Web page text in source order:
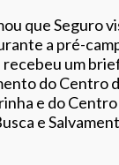
que Seguro
a pré-
recebeu um
do Centro
e do Centro
e